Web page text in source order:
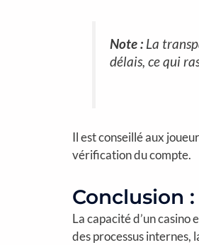
Note : La
délais, ce qui
Il est conseillé aux
vérification du compte.
Conclusion
La capacité d’un
des processus internes,